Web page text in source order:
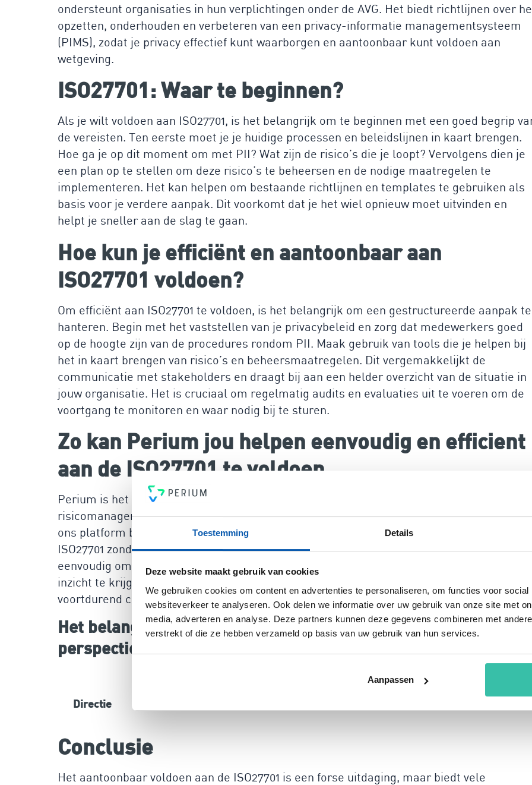
Toestemming Details
Deze website maakt gebruik van cookies
We gebruiken cookies om content en advertenties te personaliseren, om functies voor
websiteverkeer te analyseren. Ook delen we informatie over uw gebruik van onze site met
media, adverteren en analyse. Deze partners kunnen deze gegevens combineren met
verstrekt of die ze hebben verzameld op basis van uw gebruik van hun services.
Aanpassen
ondersteunt organisaties in hun verplichtingen onder de AVG. Het biedt richtlijnen over
opzetten, onderhouden en verbeteren van een privacy-informatie managementsysteem
(PIMS), zodat je privacy effectief kunt waarborgen en aantoonbaar kunt voldoen aan
wetgeving.
ISO27701: Waar te beginnen?
Als je wilt voldoen aan ISO27701, is het belangrijk om te beginnen met een goed begrip
de vereisten. Ten eerste moet je je huidige processen en beleidslijnen in kaart brengen.
Hoe ga je op dit moment om met PII? Wat zijn de risico’s die je loopt? Vervolgens dien je
een plan op te stellen om deze risico’s te beheersen en de nodige maatregelen te
implementeren. Het kan helpen om bestaande richtlijnen en templates te gebruiken als
basis voor je verdere aanpak. Dit voorkomt dat je het wiel opnieuw moet uitvinden en
helpt je sneller aan de slag te gaan.
Hoe kun je efficiënt en aantoonbaar aan
ISO27701 voldoen?
Om efficiënt aan ISO27701 te voldoen, is het belangrijk om een gestructureerde aanpak te
hanteren. Begin met het vaststellen van je privacybeleid en zorg dat medewerkers goed
op de hoogte zijn van de procedures rondom PII. Maak gebruik van tools die je helpen bij
het in kaart brengen van risico’s en beheersmaatregelen. Dit vergemakkelijkt de
communicatie met stakeholders en draagt bij aan een helder overzicht van de situatie in
jouw organisatie. Het is cruciaal om regelmatig audits en evaluaties uit te voeren om de
voortgang te monitoren en waar nodig bij te sturen.
Zo kan Perium jou helpen eenvoudig en efficient
aan de ISO27701 te voldoen
Perium is het meest gebruiksvriendelijke en laagdrempelige platform voor
risicomanagement, en biedt de perfecte oplossing voor het MKB in het uitzendwezen. Met
ons platform ben je binnen 30 minuten operationeel en kun je effectief voldoen aan
ISO27701 zonder dat je dure consultants hoeft in te schakelen. Perium maakt het
eenvoudig om risico’s te identificeren, te koppelen aan beheersmaatregelen en realtime
inzicht te krijgen in je privacybeheer. Hierdoor heb je meer controle en rust, omdat je
voortdurend compliant bent met de geldende wet- en regelgeving.
Het belang van risicomanagement vanuit verschillende
perspectieven
Directie
Conclusie
Het aantoonbaar voldoen aan de ISO27701 is een forse uitdaging, maar biedt vele